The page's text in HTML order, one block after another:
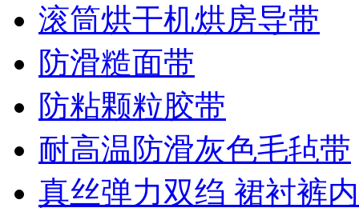
滚筒烘干机烘房导带
防滑糙面带
防粘颗粒胶带
耐高温防滑灰色毛毡带
真丝弹力双绉 裙衬裤